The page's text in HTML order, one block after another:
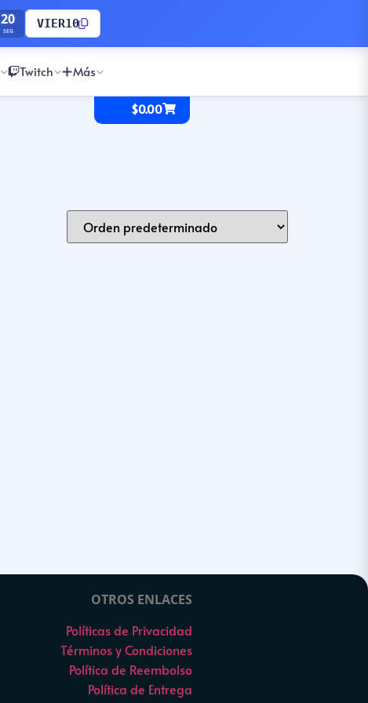
20
SEG
VIER10
Twitch Más
$0.00
OTROS ENLACES
Políticas de Privacidad
Términos y Condiciones
Política de Reembolso
Política de Entrega